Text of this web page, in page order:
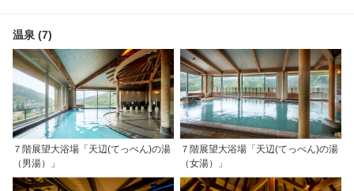
温泉 (7)
７階展望大浴場「天辺(てっぺん)の湯
（男湯）」
７階展望大浴場「天辺(てっぺん)の湯
（女湯）」